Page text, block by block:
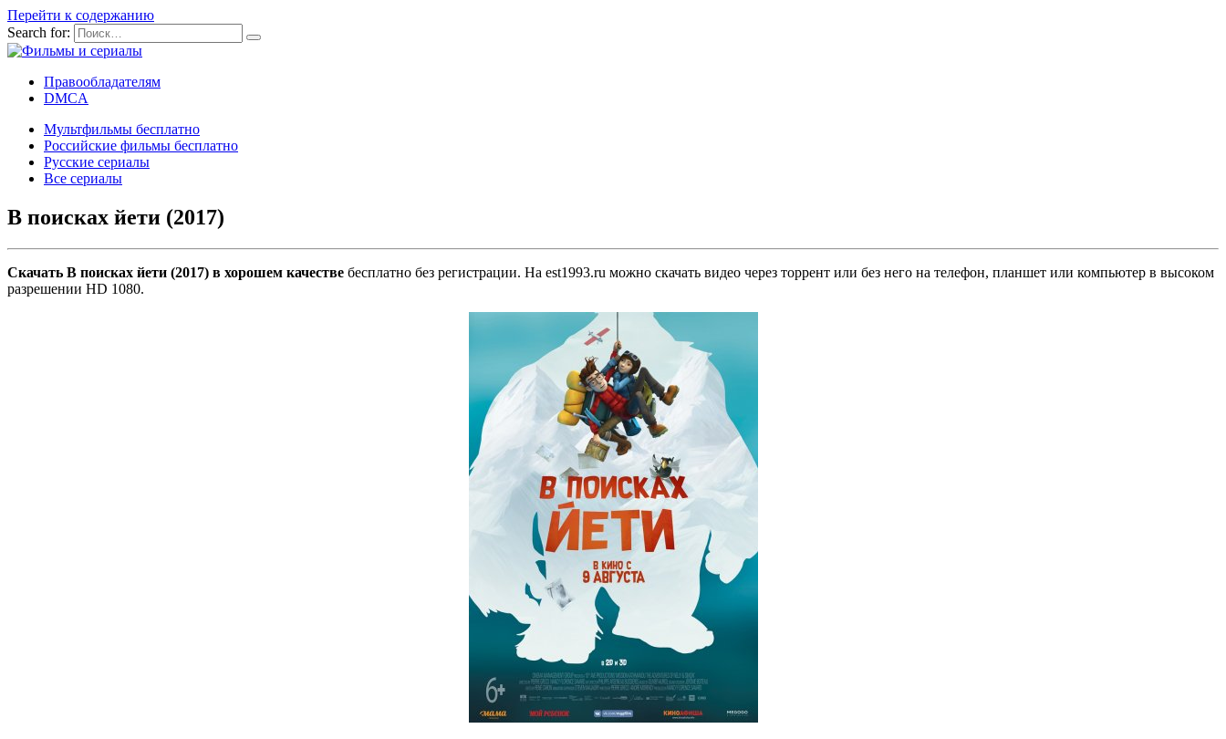
Перейти к содержанию
Search for:
Правообладателям
DMCA
Мультфильмы бесплатно
Российские фильмы бесплатно
Русские сериалы
Все сериалы
В поисках йети (2017)
Скачать В поисках йети (2017) в хорошем качестве бесплатно без регистрации. На est1993.ru можно скачать видео через торрент или без него на телефон, планшет или компьютер в высоком
разрешении HD 1080.